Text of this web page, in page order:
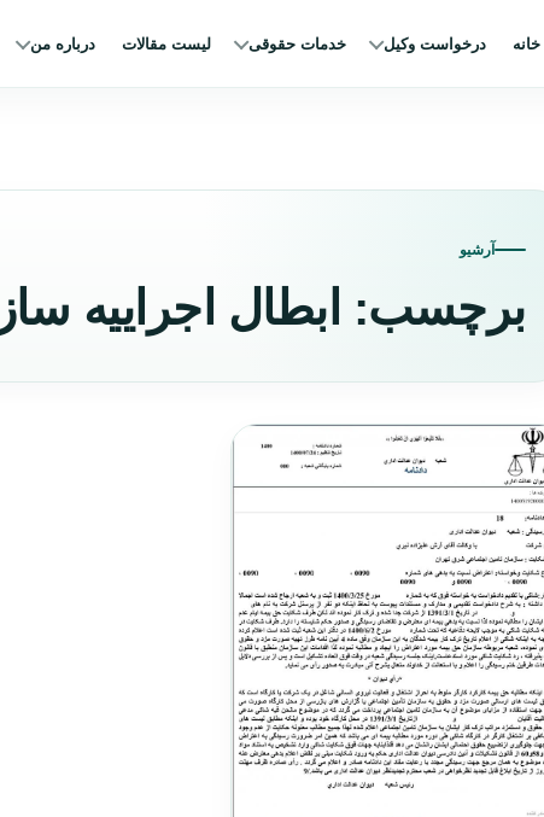
خانه درخواست وکیل خدمات حقوقی لیست مقالات درباره من
آرشیو
برچسب: ابطال اجراییه